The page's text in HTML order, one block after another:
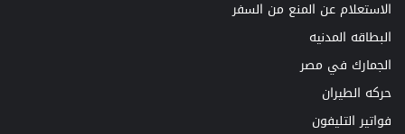
الاستعلام عن المنع من السفر
البطاقه المدنيه
الجمارك في مصر
حركه الطيران
فواتير التليفون